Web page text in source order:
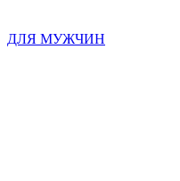
ДЛЯ МУЖЧИН